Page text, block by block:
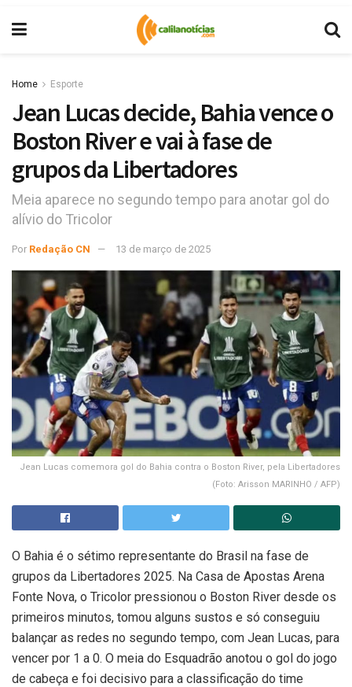
Home Esporte
Jean Lucas decide, Bahia vence o
Boston River e vai à fase de
grupos da Libertadores
Meia aparece no segundo tempo para anotar gol do
alívio do Tricolor
Por Redação CN 13 de março de 2025
Jean Lucas comemora gol do Bahia contra o Boston River, pela Libertadores
(Foto: Arisson MARINHO / AFP)
O Bahia é o sétimo representante do Brasil na fase de
grupos da Libertadores 2025. Na Casa de Apostas Arena
Fonte Nova, o Tricolor pressionou o Boston River desde os
primeiros minutos, tomou alguns sustos e só conseguiu
balançar as redes no segundo tempo, com Jean Lucas, para
vencer por 1 a 0. O meia do Esquadrão anotou o gol do jogo
de cabeça e foi decisivo para a classificação do time